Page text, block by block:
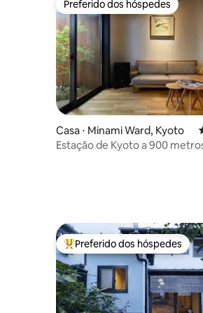
Preferido dos hóspedes
Preferido dos hóspedes
Casa ⋅ Minami Ward, Kyoto
Estação de Kyoto a 900
Entre os melhores preferidos
Preferido dos hóspedes